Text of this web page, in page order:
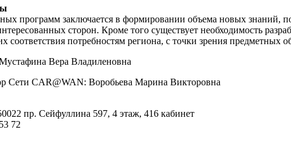
программ заключается в формировании объема новых знаний,
сторон. Кроме того существует необходимость
соответствия потребностям региона, с точки зрения предметных
Вера Владиленовна
Сети CAR@WAN: Воробьева Марина Викторовна
пр. Сейфуллина 597, 4 этаж, 416 кабинет
72